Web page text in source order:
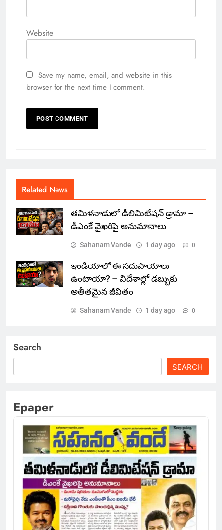
Website
Save my name, email, and website in this
browser for the next time I comment.
Related News
తమిళనాడులో డీలిమిటేషన్ డ్రామా –
డీఎంకే వైఖరిపై అనుమానాలు
Sahanam Vande 1 day ago 0
ఇండియాలో‌ ఈ సదుపాయాలు
ఉంటాయా? – విదేశాల్లో డబ్బుకు
అతీతమైన జీవితం
Sahanam Vande 1 day ago 0
Search
SEARCH
Epaper